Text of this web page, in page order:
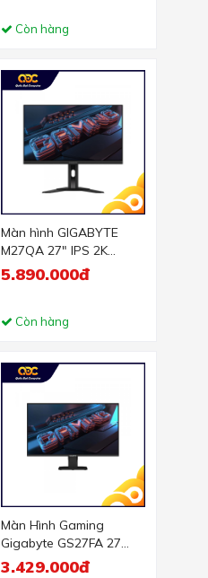
Còn hàng
Màn hình GIGABYTE
M27QA 27" IPS 2K
180Hz
5.890.000đ
Còn hàng
Màn Hình Gaming
Gigabyte GS27FA 27
Inch/ FHD/ IPS/ 180Hz/
3.429.000đ